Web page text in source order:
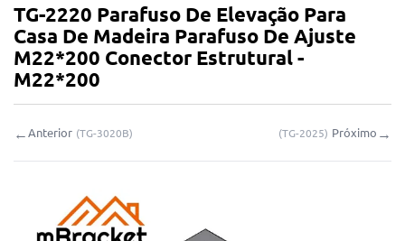
Sobre nós
Contato
Consulta online
🌐 Language▼
TG-2220 Parafuso De Elevação Para
Casa De Madeira Parafuso De Ajuste
M22*200 Conector Estrutural -
M22*200
←Anterior (TG-3020B) (TG-2025) Próximo →